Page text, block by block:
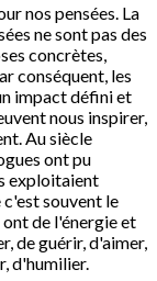
nos pensées. La
ne sont pas des
concrètes,
conséquent, les
impact défini et
nous inspirer,
Au siècle
ont pu
exploitaient
souvent le
de l'énergie et
de guérir, d'aimer,
d'humilier.